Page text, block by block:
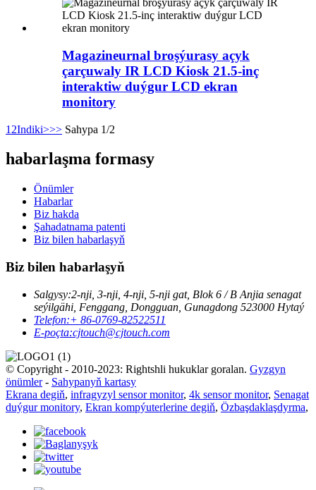
Magazineurnal broşýurasy açyk
çarçuwaly IR LCD Kiosk 21.5-inç
interaktiw duýgur LCD ekran
monitory
1 2Indiki>>> Sahypa 1/2
habarlaşma formasy
Önümler
Habarlar
Biz hakda
Şahadatnama patenti
Biz bilen habarlaşyň
Biz bilen habarlaşyň
Salgysy:2-nji, 3-nji, 4-nji, 5-nji gat, Blok 6 / B Anjia senagat
seýilgähi, Fenggang, Dongguan, Gunagdong 523000 Hytaý
Telefon:+ 86-0769-82522511
E-poçta:cjtouch@cjtouch.com
© Copyright - 2010-2023: Rightshli hukuklar goralan. Gyzgyn
önümler- Sahypanyň kartasy
Ekrana degiň, infragyzyl sensor monitor, 4k sensor monitor, Senagat
duýgur monitory, Ekran kompýuterlerine degiň, Özbaşdaklaşdyrma,